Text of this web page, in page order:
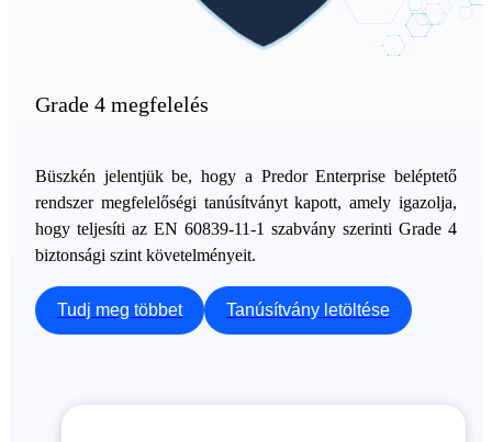
Grade 4 megfelelés
Büszkén jelentjük be, hogy a Predor Enterprise beléptető
rendszer megfelelőségi tanúsítványt kapott, amely igazolja,
hogy teljesíti az EN 60839-11-1 szabvány szerinti Grade 4
biztonsági szint követelményeit.
Tudj meg többet Tanúsítvány letöltése